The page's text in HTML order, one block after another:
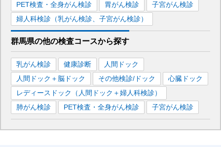
PET検査・全身がん検診
胃がん検診
子宮がん検診
婦人科検診（乳がん検診、子宮がん検診）
群馬県の他の検査コースから探す
乳がん検診 健康診断
人間ドック
人間ドック＋脳ドック
その他検診/ドック
心臓ドック
レディースドック（人間ドック＋婦人科検診）
肺がん検診
PET検査・全身がん検診 子宮がん検診